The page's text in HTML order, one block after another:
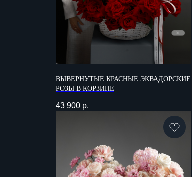
ВЫВЕРНУТЫЕ КРАСНЫЕ ЭКВАДОРСКИЕ
РОЗЫ В КОРЗИНЕ
43 900 р.